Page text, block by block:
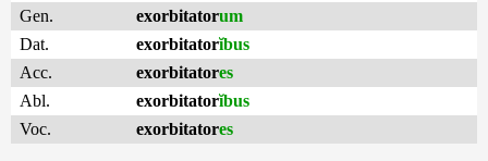
Gen.
exorbitatorum
Dat.
exorbitatorĭbus
Acc.
exorbitatores
Abl.
exorbitatorĭbus
Voc.
exorbitatores